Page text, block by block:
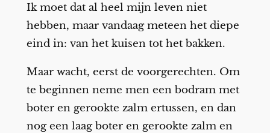
Ik moet dat al heel mijn leven niet
hebben, maar vandaag meteen het diepe
eind in: van het kuisen tot het bakken.
Maar wacht, eerst de voorgerechten. Om
te beginnen neme men een bodram met
boter en gerookte zalm ertussen, en dan
nog een laag boter en gerookte zalm en